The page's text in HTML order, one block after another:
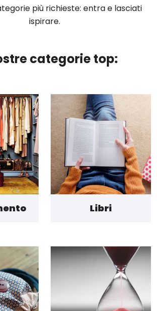
più richieste: entra e lasciati
ispirare.
categorie top:
Libri